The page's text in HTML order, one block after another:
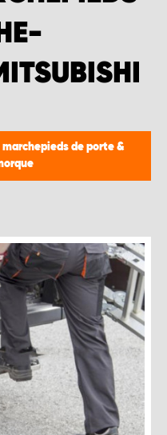
marchepieds de porte &